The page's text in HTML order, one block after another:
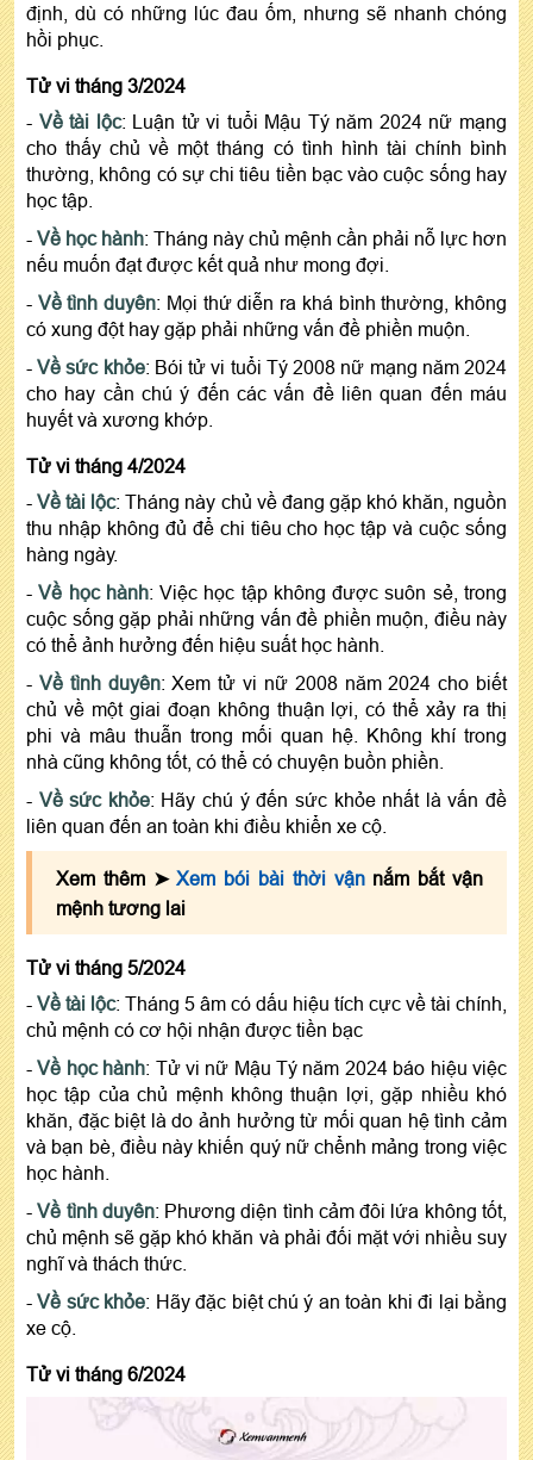
định, dù có những lúc đau ốm, nhưng sẽ nhanh chóng
hồi phục.
Tử vi tháng 3/2024
- Về tài lộc: Luận tử vi tuổi Mậu Tý năm 2024 nữ mạng
cho thấy chủ về một tháng có tình hình tài chính bình
thường, không có sự chi tiêu tiền bạc vào cuộc sống hay
học tập.
- Về học hành: Tháng này chủ mệnh cần phải nỗ lực hơn
nếu muốn đạt được kết quả như mong đợi.
- Về tình duyên: Mọi thứ diễn ra khá bình thường, không
có xung đột hay gặp phải những vấn đề phiền muộn.
-Về sức khỏe: Bói tử vi tuổi Tý 2008 nữ mạng năm 2024
cho hay cần chú ý đến các vấn đề liên quan đến máu
huyết và xương khớp.
Tử vi tháng 4/2024
-Về tài lộc: Tháng này chủ về đang gặp khó khăn, nguồn
thu nhập không đủ để chi tiêu cho học tập và cuộc sống
hàng ngày.
-Về học hành: Việc học tập không được suôn sẻ, trong
cuộc sống gặp phải những vấn đề phiền muộn, điều này
có thể ảnh hưởng đến hiệu suất học hành.
- Về tình duyên: Xem tử vi nữ 2008 năm 2024 cho biết
chủ về một giai đoạn không thuận lợi, có thể xảy ra thị
phi và mâu thuẫn trong mối quan hệ. Không khí trong
nhà cũng không tốt, có thể có chuyện buồn phiền.
- Về sức khỏe: Hãy chú ý đến sức khỏe nhất là vấn đề
liên quan đến an toàn khi điều khiển xe cộ.
Xem thêm ➤Xem bói bài thời vậnnắm bắt vận
mệnh tương lai
Tử vi tháng 5/2024
- Về tài lộc: Tháng 5 âm có dấu hiệu tích cực về tài chính,
chủ mệnh có cơ hội nhận được tiền bạc
-Về học hành: Tử vi nữ Mậu Tý năm 2024 báo hiệu việc
học tập của chủ mệnh không thuận lợi, gặp nhiều khó
khăn, đặc biệt là do ảnh hưởng từ mối quan hệ tình cảm
và bạn bè, điều này khiến quý nữ chểnh mảng trong việc
học hành.
-Về tình duyên: Phương diện tình cảm đôi lứa không tốt,
chủ mệnh sẽ gặp khó khăn và phải đối mặt với nhiều suy
nghĩ và thách thức.
-Về sức khỏe: Hãy đặc biệt chú ý an toàn khi đi lại bằng
xe cộ.
Tử vi tháng 6/2024